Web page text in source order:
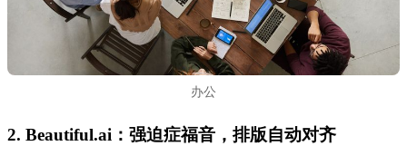
办公
2. Beautiful.ai ：强迫症福音，排版自动对齐